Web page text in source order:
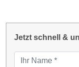
Jetzt schnell &